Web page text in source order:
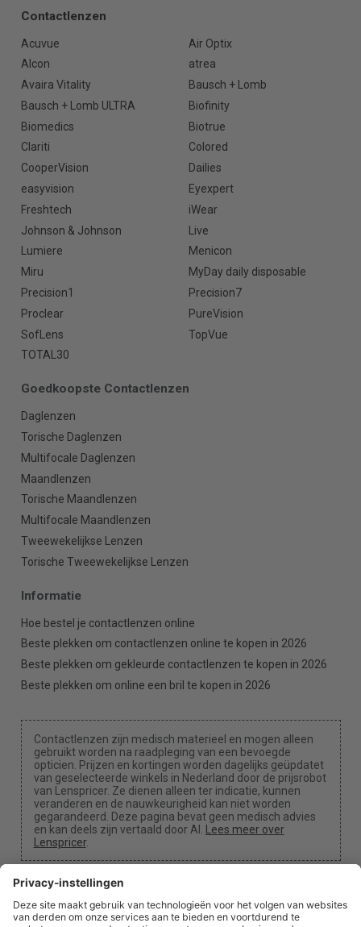
Contactlenzen
Acuvue
Air Optix
Alcon
atrea
Avaira Vitality
Bausch + Lomb
Bausch + Lomb ULTRA
Biofinity
Biomedics
Biotrue
Clariti
Colored
CooperVision
Dailies
easyvision
Eyexpert
Freshtech
iWear
Johnson & Johnson
Live
Lumiere
Menicon
Miru
MyDay daily disposable
Precision1
Precision7
Proclear
PureVision
SofLens
TopVue
TOTAL30
Goedkoopste Contactlenzen
Daglenzen
Torische Daglenzen
Multifocale Daglenzen
Maandlenzen
Torische Maandlenzen
Multifocale Maandlenzen
Tweewekelijkse Lenzen
Torische Tweewekelijkse Lenzen
Informatie
Hoe bestel je contactlenzen online
Beste plekken om contactlenzen online te kopen in 2026
Beste plekken om gekleurde contactlenzen te kopen in 2026
Beste plekken om online een bril te kopen in 2026
Contactlenzen zijn medisch materieel en mogen alleen
gebruikt worden na raadpleging van een bevoegde
opticien. Prijzen en kortingen worden dagelijks geüpdatet
van geselecteerde winkels in Nederland door de prijsrobot
van Lenspricer. Ze dienen alleen ter indicatie, kunnen
veranderen en de nauwkeurigheid kan niet worden
gegarandeerd. Deze pagina bevat geen medisch advies
en kan deels zijn vertaald door AI.
Lees meer over
Lenspricer.